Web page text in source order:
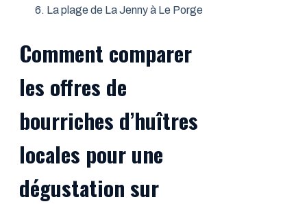
La plage de La Jenny à Le Porge
Comment comparer
les offres de
bourriches d’huîtres
locales pour une
dégustation sur